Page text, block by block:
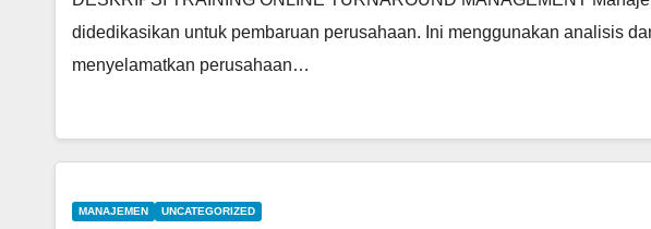
didedikasikan untuk pembaruan perusahaan. Ini menggunakan analisis
menyelamatkan perusahaan…
MANAJEMEN UNCATEGORIZED